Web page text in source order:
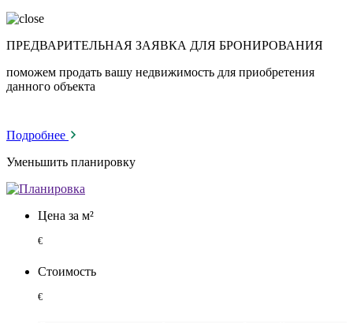
ПРЕДВАРИТЕЛЬНАЯ ЗАЯВКА ДЛЯ БРОНИРОВАНИЯ
поможем продать вашу недвижимость для приобретения
данного объекта
Подробнее
Уменьшить планировку
Цена за м²
€
Стоимость
€